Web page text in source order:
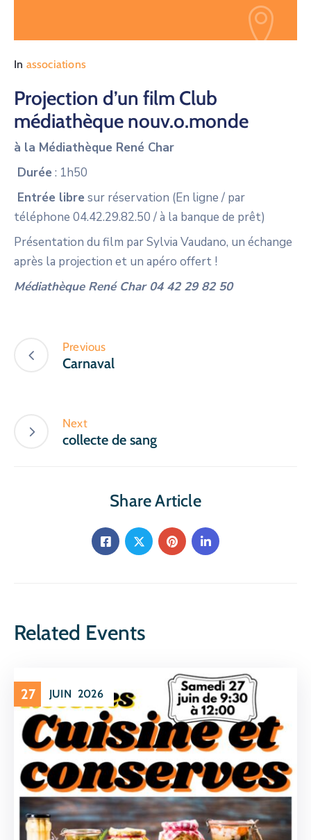
In associations
Projection d’un film Club
médiathèque nouv.o.monde
à la Médiathèque René Char
Durée : 1h50
Entrée libre sur réservation (En ligne / par
téléphone 04.42.29.82.50 / à la banque de prêt)
Présentation du film par Sylvia Vaudano, un échange
après la projection et un apéro offert !
Médiathèque René Char 04 42 29 82 50
Previous
Carnaval
Next
collecte de sang
Share Article
Related Events
27 JUIN 2026